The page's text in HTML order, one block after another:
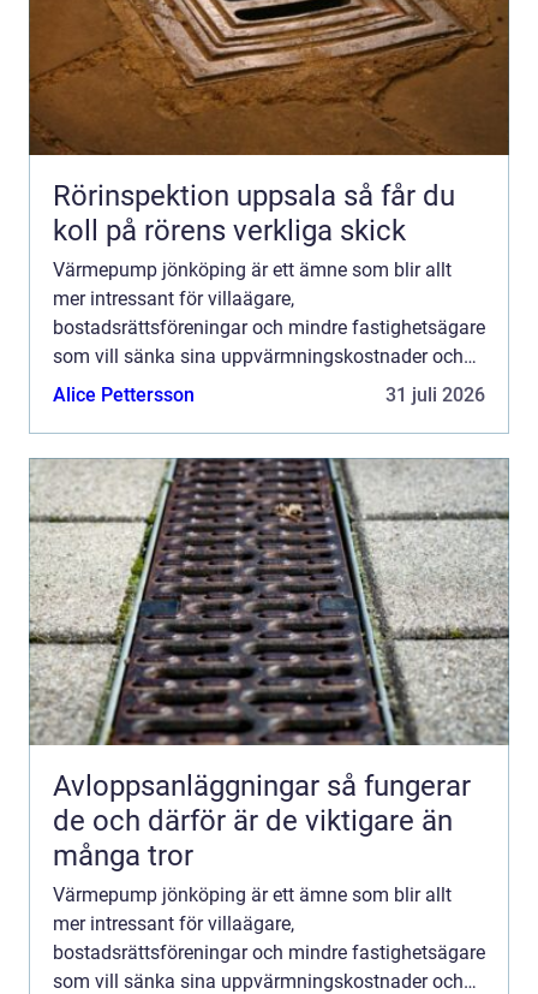
Rörinspektion uppsala så får du
koll på rörens verkliga skick
Värmepump jönköping är ett ämne som blir allt
mer intressant för villaägare,
bostadsrättsföreningar och mindre fastighetsägare
som vill sänka sina uppvärmningskostnader och
få ett mer hållbart värmesystem. Genom att ta vara
Alice Pettersson 31 juli 2026
Avloppsanläggningar så fungerar
de och därför är de viktigare än
många tror
Värmepump jönköping är ett ämne som blir allt
mer intressant för villaägare,
bostadsrättsföreningar och mindre fastighetsägare
som vill sänka sina uppvärmningskostnader och